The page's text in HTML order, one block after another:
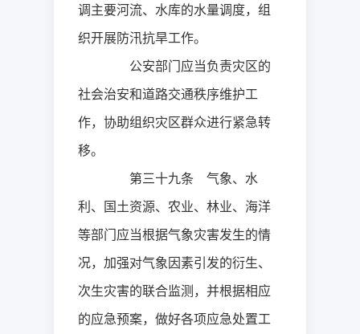
调主要河流、水库的水量调度，组
织开展防汛抗旱工作。
公安部门应当负责灾区的
社会治安和道路交通秩序维护工
作，协助组织灾区群众进行紧急转
移。
第三十九条 气象、水
利、国土资源、农业、林业、海洋
等部门应当根据气象灾害发生的情
况，加强对气象因素引发的衍生、
次生灾害的联合监测，并根据相应
的应急预案，做好各项应急处置工